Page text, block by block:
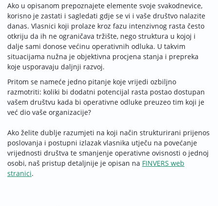
Ako u opisanom prepoznajete elemente svoje svakodnevice,
korisno je zastati i sagledati gdje se vi i vaše društvo nalazite
danas. Vlasnici koji prolaze kroz fazu intenzivnog rasta često
otkriju da ih ne ograničava tržište, nego struktura u kojoj i
dalje sami donose većinu operativnih odluka. U takvim
situacijama nužna je objektivna procjena stanja i prepreka
koje usporavaju daljnji razvoj.
Pritom se nameće jedno pitanje koje vrijedi ozbiljno
razmotriti: koliki bi dodatni potencijal rasta postao dostupan
vašem društvu kada bi operativne odluke preuzeo tim koji je
već dio vaše organizacije?
Ako želite dublje razumjeti na koji način strukturirani prijenos
poslovanja i postupni izlazak vlasnika utječu na povećanje
vrijednosti društva te smanjenje operativne ovisnosti o jednoj
osobi, naš pristup detaljnije je opisan na FINVERS web
stranici.